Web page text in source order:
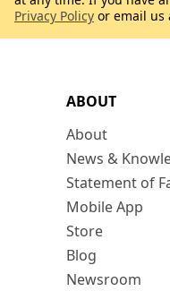
ABOUT
About
News &
Statement of
Mobile App
Store
Blog
Newsroom
Privacy Policy or email us